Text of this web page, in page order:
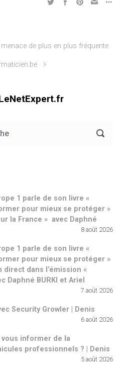
de plus en plus fréquente
1 parle de son livre «
pour mieux se protéger »
la France » avec Daphné
8 août 2026
1 parle de son livre «
pour mieux se protéger »
direct dans l’émission «
Daphné BURKI et Ariel
7 août 2026
Security Growler | Denis
6 août 2026
informer de la
professionnels ? | Denis
5 août 2026